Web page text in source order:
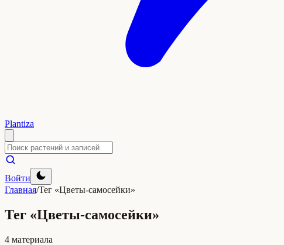
Plantiza
Войти
Главная/Тег «Цветы-самосейки»
Тег «Цветы-самосейки»
4 материала